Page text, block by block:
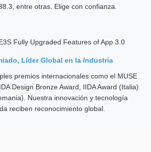
entre otras. Elige con confianza.
Líder Global en la Industria
premios internacionales como el MUSE
Design Bronze Award, IIDA Award (Italia)
Nuestra innovación y tecnología
reciben reconocimiento global.